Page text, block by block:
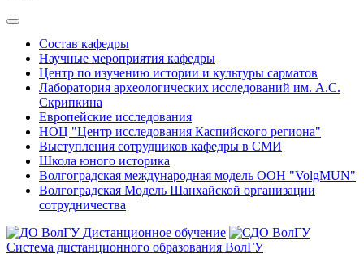
Состав кафедры
Научные мероприятия кафедры
Центр по изучению истории и культуры сарматов
Лаборатория археологических исследований им. А.С.
Скрипкина
Европейские исследования
НОЦ "Центр исследования Каспийского региона"
Выступления сотрудников кафедры в СМИ
Школа юного историка
Волгоградская международная модель ООН "VolgMUN"
Волгоградская Модель Шанхайской организации
сотрудничества
Дистанционное обучение
Система дистанционного образования ВолГУ